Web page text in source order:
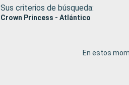
Sus criterios de búsqueda:
Crown Princess - Atlántico
En estos